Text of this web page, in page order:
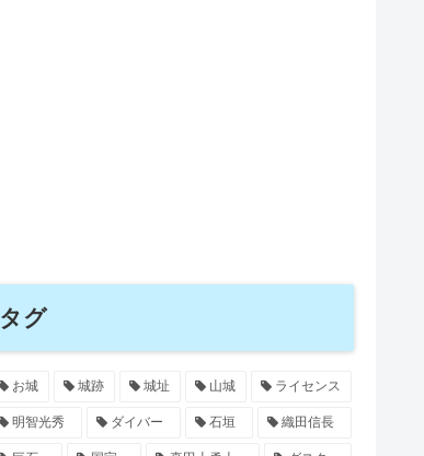
タグ
お城 城跡 城址 山城 ライセンス
明智光秀 ダイバー 石垣 織田信長